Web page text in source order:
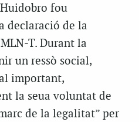
fou
declaració de la
T. Durant la
un ressò social,
important,
la seua voluntat de
de la legalitat” per